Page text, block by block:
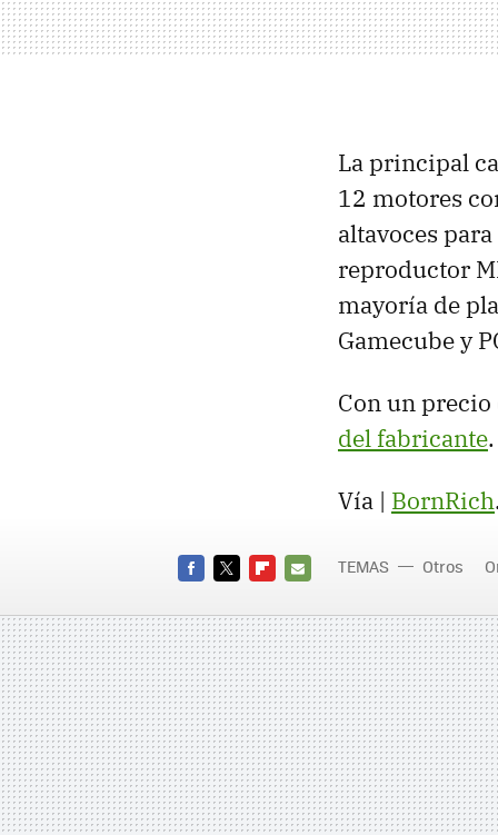
La principal
12 motores
altavoces
reproductor
mayoría de
Gamecube y
Con un
del fabricante.
Vía | BornRich
MAIL
TEMAS Otros